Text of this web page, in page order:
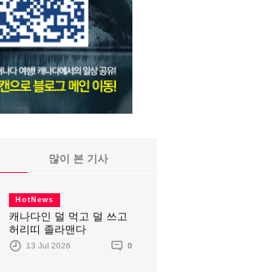
많이 본 기사
HotNews
캐나다인 덜 먹고 덜 쓰고
허리띠 졸라맨다
13 Jul 2026 0